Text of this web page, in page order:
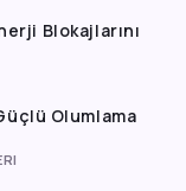
Blokajlarını
Olumlama